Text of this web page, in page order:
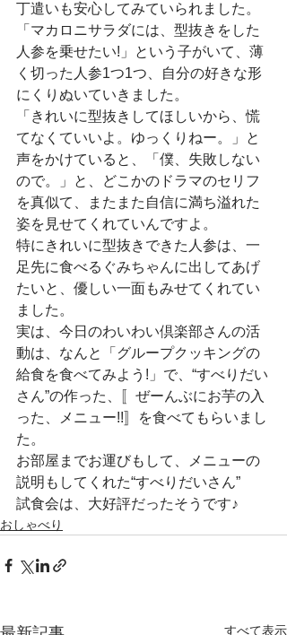
丁遣いも安心してみていられました。
「マカロニサラダには、型抜きをした
人参を乗せたい!」という子がいて、薄
く切った人参1つ1つ、自分の好きな形
にくりぬいていきました。
「きれいに型抜きしてほしいから、慌
てなくていいよ。ゆっくりねー。」と
声をかけていると、「僕、失敗しない
ので。」と、どこかのドラマのセリフ
を真似て、またまた自信に満ち溢れた
姿を見せてくれていんですよ。
特にきれいに型抜きできた人参は、一
足先に食べるぐみちゃんに出してあげ
たいと、優しい一面もみせてくれてい
ました。
実は、今日のわいわい倶楽部さんの活
動は、なんと「グループクッキングの
給食を食べてみよう!」で、“すべりだい
さん”の作った、〚ぜーんぶにお芋の入
った、メニュー!!〛を食べてもらいまし
た。
お部屋までお運びもして、メニューの
説明もしてくれた“すべりだいさん”
試食会は、大好評だったそうです♪
おしゃべり
すべて表示